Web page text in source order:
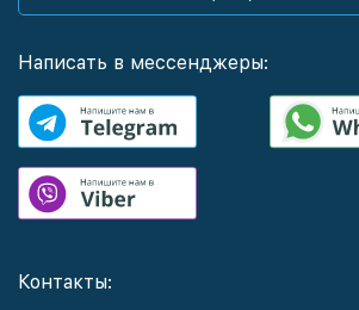
Написать в мессенджеры:
Контакты: